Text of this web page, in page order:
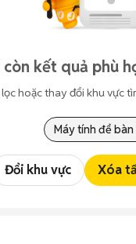
kết quả phù
hoặc thay đổi khu vực
Máy tính để bàn
Đổi khu vực Xóa